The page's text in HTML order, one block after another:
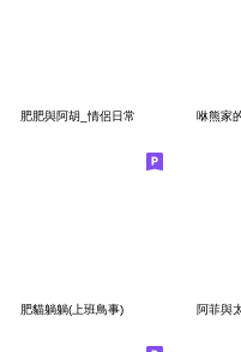
肥肥與阿胡_情侶日常
肥貓躺躺(上班鳥事)